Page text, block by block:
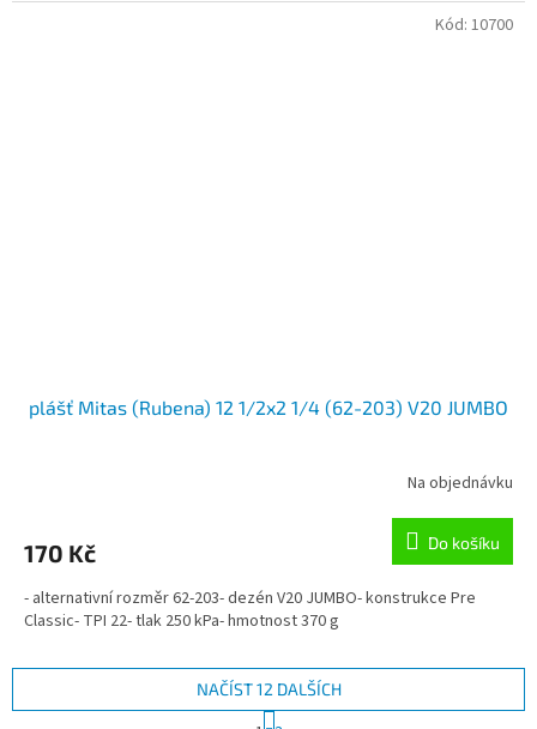
plášť Mitas (Rubena) 12 1/2x2 1/4 (62-203) V20 JUMBO
Na objednávku
170 Kč Do košíku
- alternativní rozměr 62-203- dezén V20 JUMBO- konstrukce Pre
Classic- TPI 22- tlak 250 kPa- hmotnost 370 g
Kód: 10700
NAČÍST 12 DALŠÍCH
S